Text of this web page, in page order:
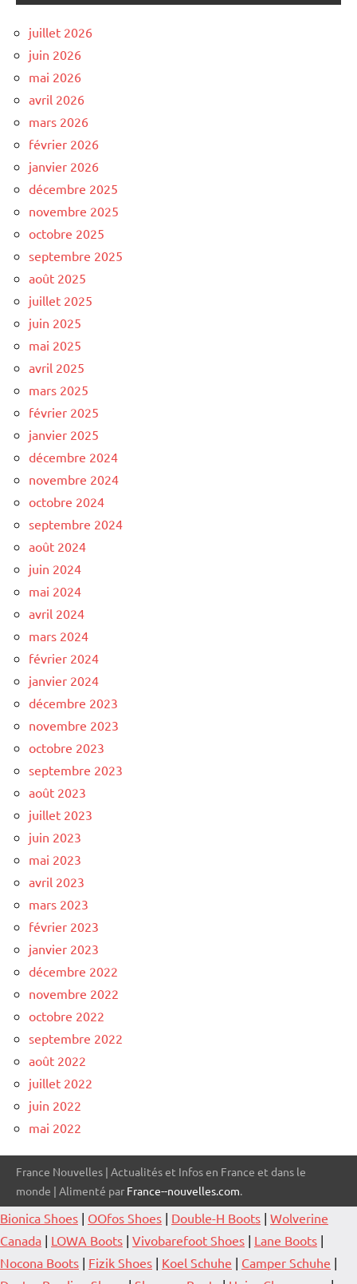
juillet 2026
juin 2026
mai 2026
avril 2026
mars 2026
février 2026
janvier 2026
décembre 2025
novembre 2025
octobre 2025
septembre 2025
août 2025
juillet 2025
juin 2025
mai 2025
avril 2025
mars 2025
février 2025
janvier 2025
décembre 2024
novembre 2024
octobre 2024
septembre 2024
août 2024
juin 2024
mai 2024
avril 2024
mars 2024
février 2024
janvier 2024
décembre 2023
novembre 2023
octobre 2023
septembre 2023
août 2023
juillet 2023
juin 2023
mai 2023
avril 2023
mars 2023
février 2023
janvier 2023
décembre 2022
novembre 2022
octobre 2022
septembre 2022
août 2022
juillet 2022
juin 2022
mai 2022
France Nouvelles | Actualités et Infos en France et dans le
monde | Alimenté par France--nouvelles.com.
Bionica Shoes | OOfos Shoes | Double-H Boots | Wolverine
Canada | LOWA Boots | Vivobarefoot Shoes | Lane Boots |
Nocona Boots | Fizik Shoes | Koel Schuhe | Camper Schuhe |